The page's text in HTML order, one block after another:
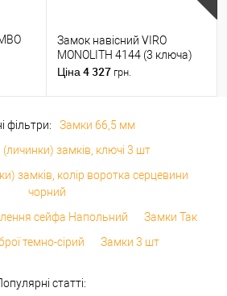
Замок навісний VIRO
MONOLITH 4144 (3 ключа)
Ціна 4 327 грн.
фільтри:
Замки 66,5 мм
замків, ключі 3 шт
замків, колір воротка серцевини
чорний
сейфа Напольний
Замки Так
темно-сірий
Замки 3 шт
статті: